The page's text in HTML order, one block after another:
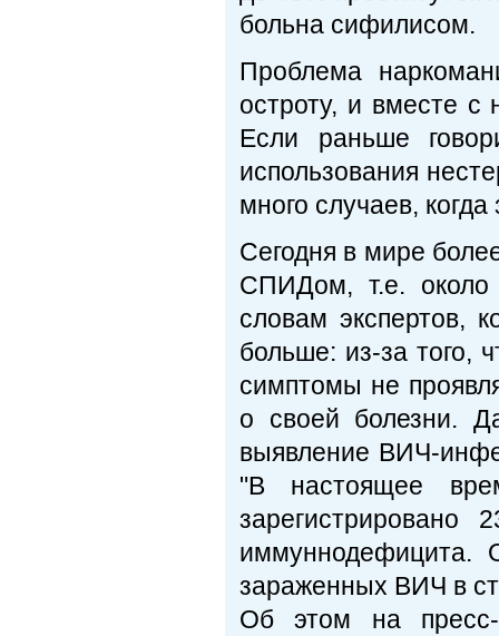
больна сифилисом.
Проблема
остроту, и вместе
Если раньше
использования
много случаев,
Сегодня в мире
СПИДом, т.е. около
словам экспертов,
больше: из-за того,
симптомы не
о своей болезни.
выявление ВИЧ-
"В настоящее
зарегистрировано
иммуннодефицита.
зараженных ВИЧ в
Об этом на пресс-